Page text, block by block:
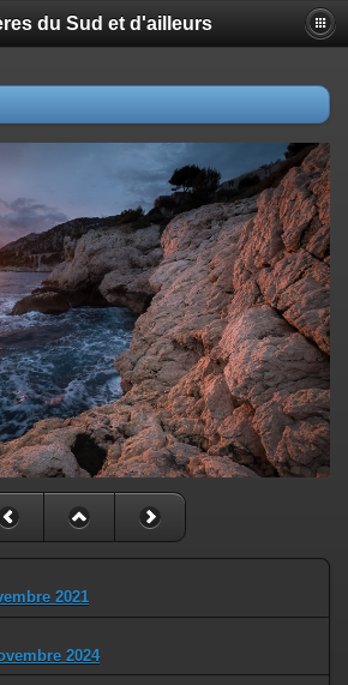
du Sud et d'ailleurs
2021
2024